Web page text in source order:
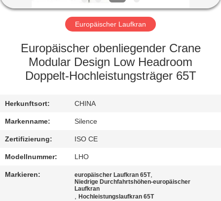
FABRIK-
AUSFLUG
QUALITÄTSKONTROLLE
SIE
MIT
UNS
IN
VERBINDUNG
Europäischer Laufkran
Europäischer obenliegender Crane
Modular Design Low Headroom
Doppelt-Hochleistungsträger 65T
Herkunftsort: CHINA
Markenname: Silence
Zertifizierung: ISO CE
Modellnummer: LHO
Markieren: europäischer Laufkran 65T,
Niedrige Durchfahrtshöhen-europäischer
Laufkran
,Hochleistungslaufkran 65T